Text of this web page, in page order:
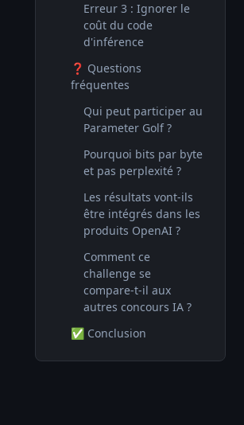
Erreur 3 : Ignorer le
coût du code
d'inférence
❓ Questions
fréquentes
Qui peut participer au
Parameter Golf ?
Pourquoi bits par byte
et pas perplexité ?
Les résultats vont-ils
être intégrés dans les
produits OpenAI ?
Comment ce
challenge se
compare-t-il aux
autres concours IA ?
✅ Conclusion